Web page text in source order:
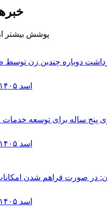
پوشش بیشتر
دوباره چندين زن توسط
۱۵ اسد ۱۴۰۵، ۰۱:۲۰
پنج ساله براى توسعه
۱۴ اسد ۱۴۰۵، ۱۴:۵۳
در صورت فراهم شدن
۱۴ اسد ۱۴۰۵، ۱۴:۴۵